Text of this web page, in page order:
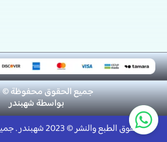
جميع الحقوق محفوظة © 2025 .
بواسطةشهبندر
حقوق الطبع والنشر © 2023 شهبندر . جميع الحقوق محفوظة.